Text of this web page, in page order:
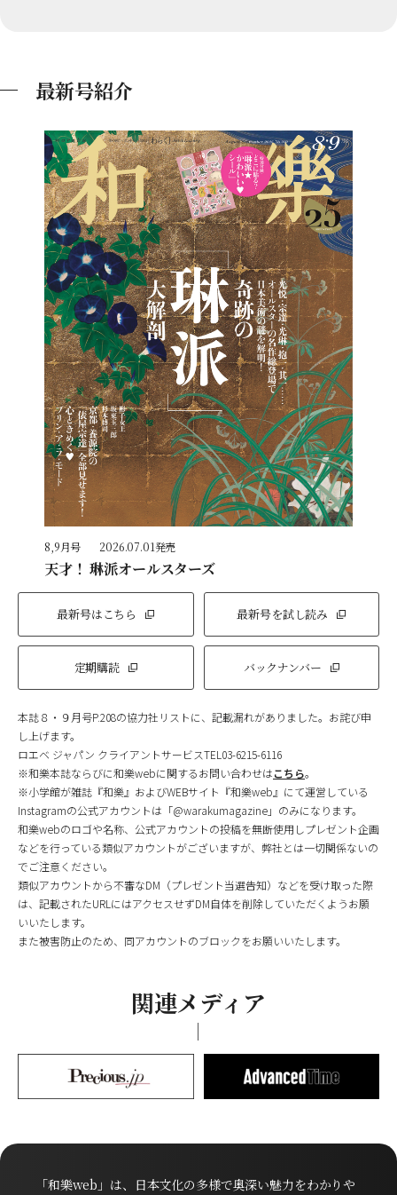
最新号紹介
8,9月号 2026.07.01発売
天才！ 琳派オールスターズ
最新号はこちら 最新号を試し読み
定期購読 バックナンバー
本誌８・９月号P.208の協力社リストに、記載漏れがありました。お詫び申
し上げます。
ロエベ ジャパン クライアントサービスTEL03-6215-6116
※和樂本誌ならびに和樂webに関するお問い合わせはこちら。
※小学館が雑誌『和樂』およびWEBサイト『和樂web』にて運営している
Instagramの公式アカウントは「@warakumagazine」のみになります。
和樂webのロゴや名称、公式アカウントの投稿を無断使用しプレゼント企画
などを行っている類似アカウントがございますが、弊社とは一切関係ないの
でご注意ください。
類似アカウントから不審なDM（プレゼント当選告知）などを受け取った際
は、記載されたURLにはアクセスせずDM自体を削除していただくようお願
いいたします。
また被害防止のため、同アカウントのブロックをお願いいたします。
関連メディア
「和樂web」は、日本文化の多様で奥深い魅力をわかりや